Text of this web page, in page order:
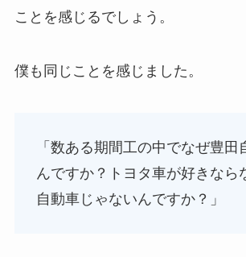
ことを感じるでしょう。
僕も同じことを感じました。
「数ある期間工の中でなぜ豊田
んですか？トヨタ車が好きなら
自動車じゃないんですか？」